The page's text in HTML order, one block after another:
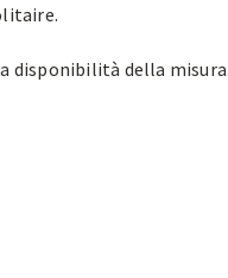
disponibilità della misura.